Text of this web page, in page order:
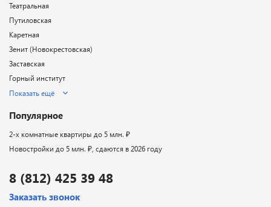
8 (812) 425 39 48
Заказать звонок
Театральная
Путиловская
Каретная
Зенит (Новокрестовская)
Заставская
Горный институт
Показать ещё
Популярное
2-х комнатные квартиры до 5 млн. ₽
Новостройки до 5 млн. ₽, сдаются в 2026 году